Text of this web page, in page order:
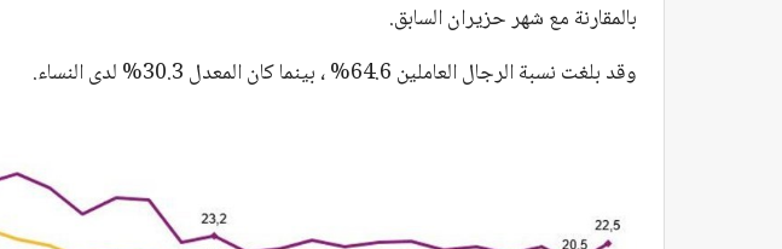
بالمقارنة مع شهر حزيران السابق.
وقد بلغت نسبة الرجال العاملين 64.6% ، بينما كان المعدل 30.3% لدى النساء.